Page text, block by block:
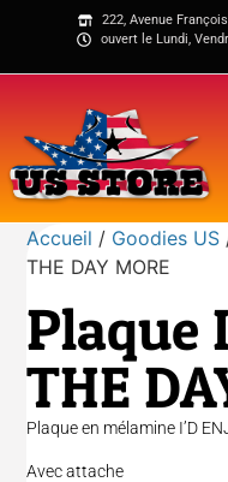
222, Avenue
ouvert le Lundi,
Accueil / Goodies US
THE DAY MORE
Plaque
THE
Plaque en mélamine I’D
Avec attache